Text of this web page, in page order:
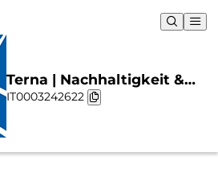
Terna | Nachhaltigkeit &
Chart
IT0003242622